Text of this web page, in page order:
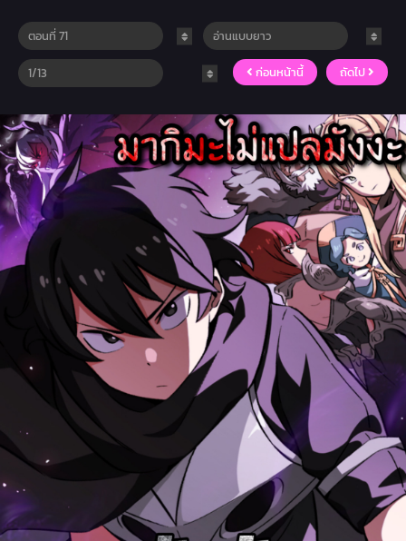
ก่อนหน้านี้ ถัดไป